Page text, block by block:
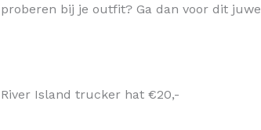
proberen bij je outfit? Ga dan voor dit
River Island trucker hat €20,-